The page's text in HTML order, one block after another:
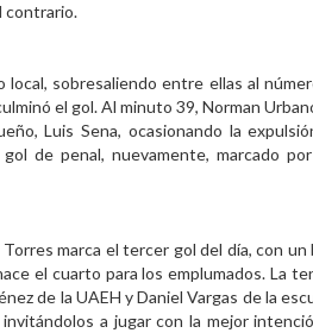
contrario.
sobresaliendo entre ellas al
el gol. Al minuto 39, Norman
Luis Sena, ocasionando la
de penal, nuevamente, marcado
marca el tercer gol del día, con un
el cuarto para los emplumados. La
de la UAEH y Daniel Vargas de la
a jugar con la mejor